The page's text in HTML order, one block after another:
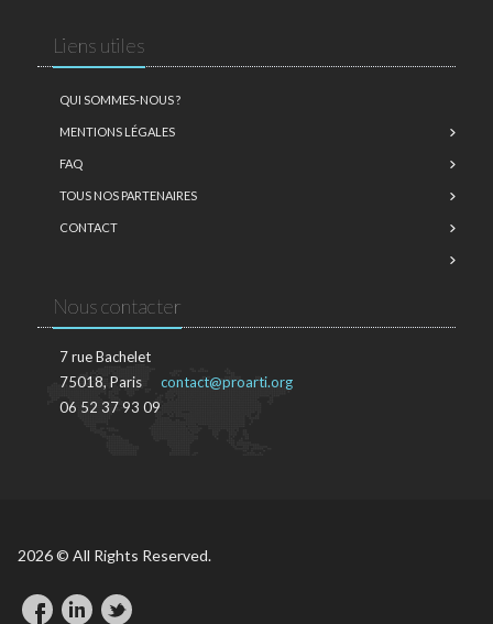
Liens utiles
QUI SOMMES-NOUS ?
MENTIONS LÉGALES
FAQ
TOUS NOS PARTENAIRES
CONTACT
Nous contacter
7 rue Bachelet
75018, Paris
06 52 37 93 09
contact@proarti.org
2026 © All Rights Reserved.